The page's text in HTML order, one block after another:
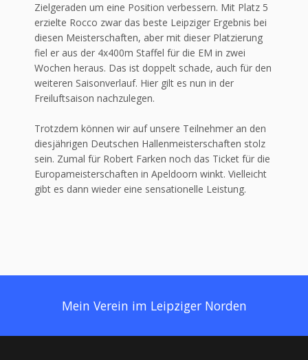
Zielgeraden um eine Position verbessern. Mit Platz 5
erzielte Rocco zwar das beste Leipziger Ergebnis bei
diesen Meisterschaften, aber mit dieser Platzierung
fiel er aus der 4x400m Staffel für die EM in zwei
Wochen heraus. Das ist doppelt schade, auch für den
weiteren Saisonverlauf. Hier gilt es nun in der
Freiluftsaison nachzulegen.
Trotzdem können wir auf unsere Teilnehmer an den
diesjährigen Deutschen Hallenmeisterschaften stolz
sein. Zumal für Robert Farken noch das Ticket für die
Europameisterschaften in Apeldoorn winkt. Vielleicht
gibt es dann wieder eine sensationelle Leistung.
Mein Verein im Leipziger Norden